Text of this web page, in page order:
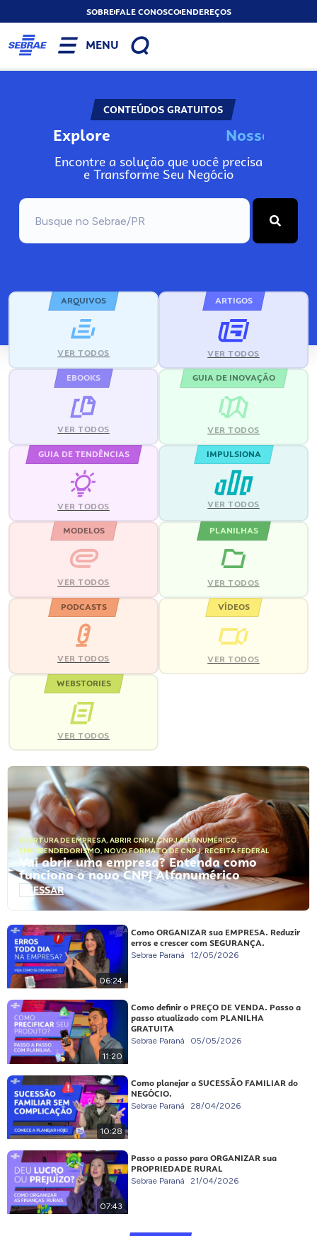
SOBREFALE CONOSCOENDEREÇOS
MENU
CONTEÚDOS GRATUITOS
Explore Nosso
Encontre a solução que você precisa
e Transforme Seu Negócio
ARQUIVOS
VER TODOS
ARTIGOS
VER TODOS
EBOOKS
VER TODOS
GUIA DE INOVAÇÃO
VER TODOS
GUIA DE TENDÊNCIAS
VER TODOS
IMPULSIONA
VER TODOS
MODELOS
VER TODOS
PLANILHAS
VER TODOS
PODCASTS
VER TODOS
VÍDEOS
VER TODOS
WEBSTORIES
VER TODOS
ABERTURA DE EMPRESA, ABRIR CNPJ,CNPJ ALFANUMÉRICO,
EMPREENDEDORISMO, NOVO FORMATO DE CNPJ,RECEITA FEDERAL
Vai abrir uma empresa? Entenda como
funciona o novo CNPJ Alfanumérico
ACESSAR
06:24
Como ORGANIZAR sua EMPRESA. Reduzir
erros e crescer com SEGURANÇA.
Sebrae Paraná 12/05/2026
11:20
Como definir o PREÇO DE VENDA. Passo a
passo atualizado com PLANILHA
GRATUITA
Sebrae Paraná 05/05/2026
10:28
Como planejar a SUCESSÃO FAMILIAR do
NEGÓCIO.
Sebrae Paraná 28/04/2026
07:43
Passo a passo para ORGANIZAR sua
PROPRIEDADE RURAL
Sebrae Paraná 21/04/2026